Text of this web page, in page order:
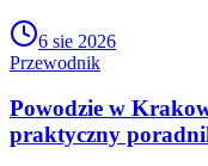
6 sie 2026
Przewodnik
Powodzie w
praktyczny